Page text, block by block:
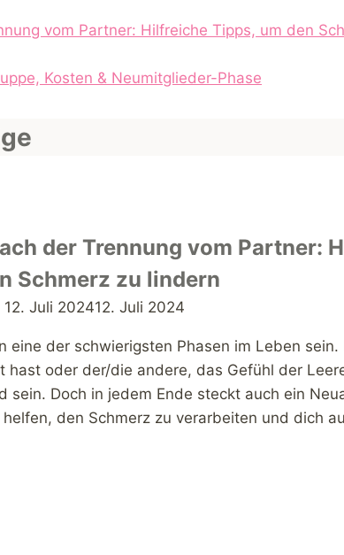
vom Partner: Hilfreiche Tipps, um den
Kosten & Neumitglieder-Phase
der Trennung vom Partner:
Schmerz zu lindern
12. Juli 202412. Juli 2024
eine der schwierigsten Phasen im Leben sein.
hast oder der/die andere, das Gefühl der
sein. Doch in jedem Ende steckt auch ein
den Schmerz zu verarbeiten und dich